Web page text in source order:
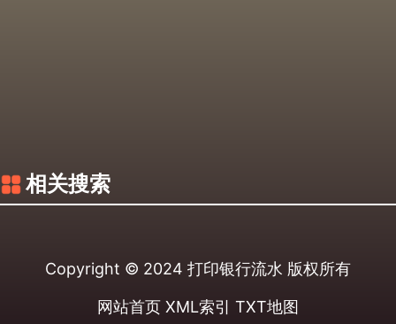
相关搜索
Copyright © 2024 打印银行流水 版权所有
网站首页 XML索引 TXT地图